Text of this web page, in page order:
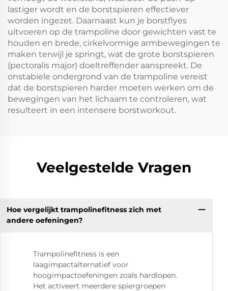
lastiger wordt en de borstspieren effectiever
worden ingezet. Daarnaast kun je borstflyes
uitvoeren op de trampoline door gewichten vast te
houden en brede, cirkelvormige armbewegingen te
maken terwijl je springt, wat de grote borstspieren
(pectoralis major) doeltreffender aanspreekt. De
onstabiele ondergrond van de trampoline vereist
dat de borstspieren harder moeten werken om de
bewegingen van het lichaam te controleren, wat
resulteert in een intensere borstworkout.
Veelgestelde Vragen
Hoe vergelijkt trampolinefitness zich met
andere oefeningen?
Trampolinefitness is een
laagimpactalternatief voor
hoogimpactoefeningen zoals hardlopen.
Het activeert meerdere spiergroepen